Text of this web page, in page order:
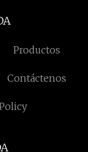
Productos
Contáctenos